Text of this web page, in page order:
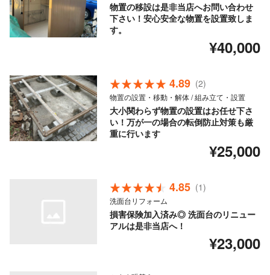
物置の移設は是非当店へお問い合わせ
下さい！安心安全な物置を設置致しま
す。
¥40,000
4.89 (2)
物置の設置・移動・解体 / 組み立て・設置
大小関わらず物置の設置はお任せ下さ
い！万が一の場合の転倒防止対策も厳
重に行います
¥25,000
4.85 (1)
洗面台リフォーム
損害保険加入済み◎ 洗面台のリニュー
アルは是非当店へ！
¥23,000